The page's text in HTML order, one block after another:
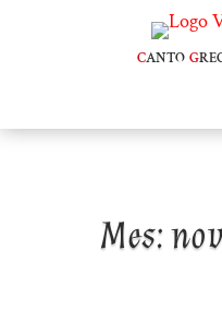
cantog
Mes: